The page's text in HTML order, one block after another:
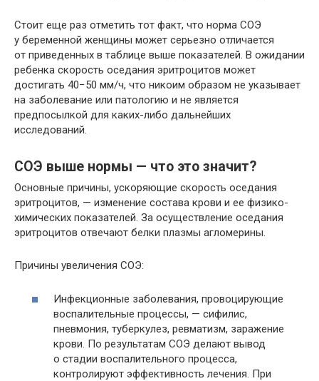
Стоит еще раз отметить тот факт, что норма СОЭ
у беременной женщины может серьезно отличается
от приведенных в таблице выше показателей. В ожидании
ребенка скорость оседания эритроцитов может
достигать 40−50 мм/ч, что никоим образом не указывает
на заболевание или патологию и не является
предпосылкой для каких-либо дальнейших
исследований.
СОЭ выше нормы — что это значит?
Основные причины, ускоряющие скорость оседания
эритроцитов, — изменение состава крови и ее физико-
химических показателей. За осуществление оседания
эритроцитов отвечают белки плазмы агломерины.
Причины увеличения СОЭ:
Инфекционные заболевания, провоцирующие
воспалительные процессы, — сифилис,
пневмония, туберкулез, ревматизм, заражение
крови. По результатам СОЭ делают вывод
о стадии воспалительного процесса,
контролируют эффективность лечения. При